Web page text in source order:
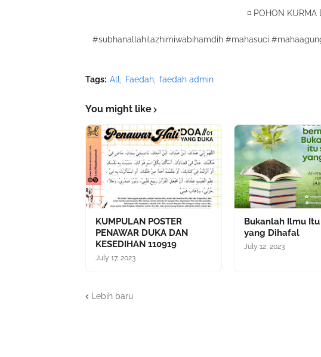
◽️ POHON KURMA
#subhanallahilazhimiwabihamdih #mahasuci
Tags: All Faedah faedah admin
You might like
KUMPULAN POSTER
PENAWAR DUKA DAN
KESEDIHAN 110919
July 17, 2023
Bukanlah Ilmu
yang Dihafal
July 12, 2023
Lebih baru